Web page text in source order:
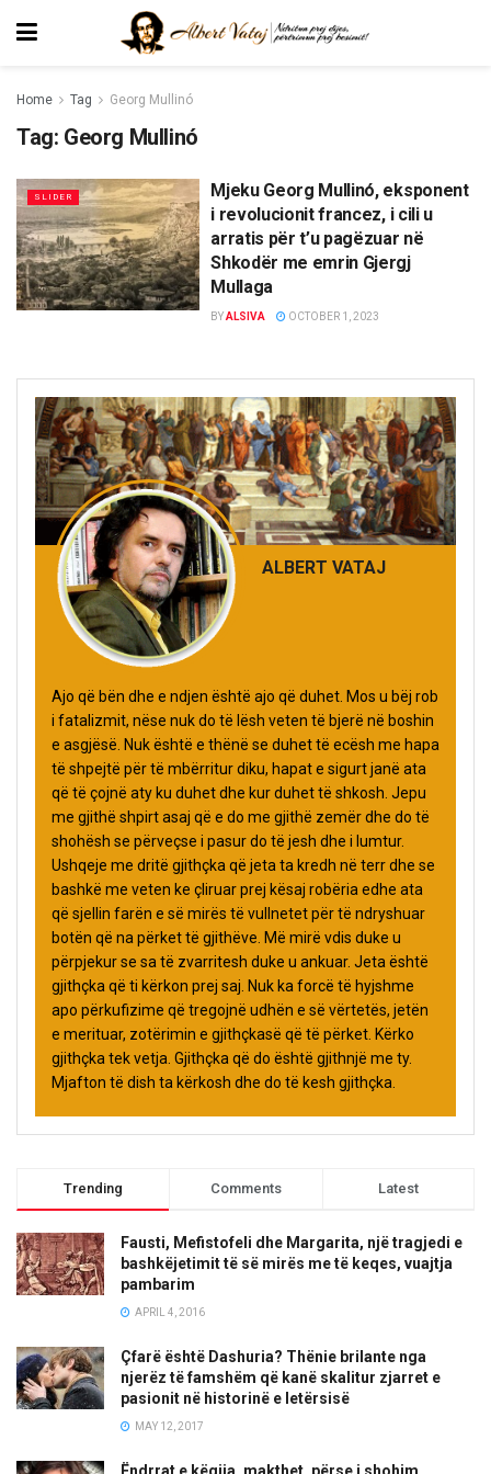
Home Tag Georg Mullinó
Tag: Georg Mullinó
SLIDER
Mjeku Georg Mullinó, eksponent
i revolucionit francez, i cili u
arratis për t’u pagëzuar në
Shkodër me emrin Gjergj
Mullaga
BYALSIVA OCTOBER 1, 2023
ALBERT VATAJ
Ajo që bën dhe e ndjen është ajo që duhet. Mos u bëj rob
i fatalizmit, nëse nuk do të lësh veten të bjerë në boshin
e asgjësë. Nuk është e thënë se duhet të ecësh me hapa
të shpejtë për të mbërritur diku, hapat e sigurt janë ata
që të çojnë aty ku duhet dhe kur duhet të shkosh. Jepu
me gjithë shpirt asaj që e do me gjithë zemër dhe do të
shohësh se përveçse i pasur do të jesh dhe i lumtur.
Ushqeje me dritë gjithçka që jeta ta kredh në terr dhe se
bashkë me veten ke çliruar prej kësaj robëria edhe ata
që sjellin farën e së mirës të vullnetet për të ndryshuar
botën që na përket të gjithëve. Më mirë vdis duke u
përpjekur se sa të zvarritesh duke u ankuar. Jeta është
gjithçka që ti kërkon prej saj. Nuk ka forcë të hyjshme
apo përkufizime që tregojnë udhën e së vërtetës, jetën
e merituar, zotërimin e gjithçkasë që të përket. Kërko
gjithçka tek vetja. Gjithçka që do është gjithnjë me ty.
Mjafton të dish ta kërkosh dhe do të kesh gjithçka.
Trending Comments Latest
Fausti, Mefistofeli dhe Margarita, një tragjedi e
bashkëjetimit të së mirës me të keqes, vuajtja
pambarim
APRIL 4, 2016
Çfarë është Dashuria? Thënie brilante nga
njerëz të famshëm që kanë skalitur zjarret e
pasionit në historinë e letërsisë
MAY 12, 2017